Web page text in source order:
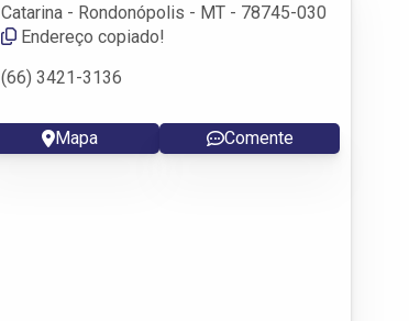
Catarina - Rondonópolis - MT - 78745-030
Endereço copiado!
(66) 3421-3136
Mapa Comente